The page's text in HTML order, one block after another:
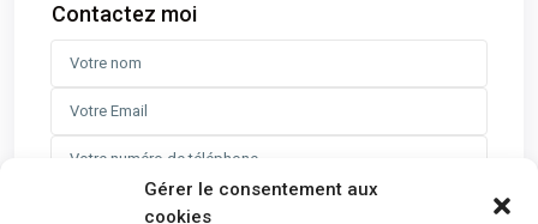
Gérer le consentement aux
cookies
Contactez moi